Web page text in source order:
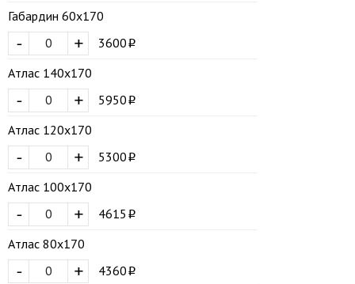
Габардин 60х170
+
-
3600
Атлас 140х170
+
-
5950
Атлас 120х170
+
-
5300
Атлас 100х170
+
-
4615
Атлас 80х170
+
-
4360